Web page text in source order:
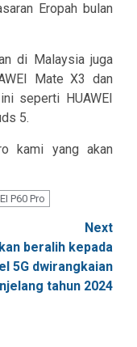
Eropah bulan
di Malaysia juga
Mate X3 dan
seperti HUAWEI
5.
kami yang akan
P60 Pro
Next
beralih kepada
5G dwirangkaian
tahun 2024